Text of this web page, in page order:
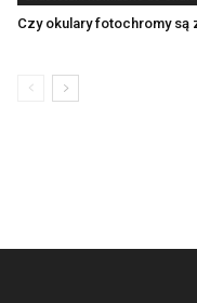
Czy okulary fotochromy są